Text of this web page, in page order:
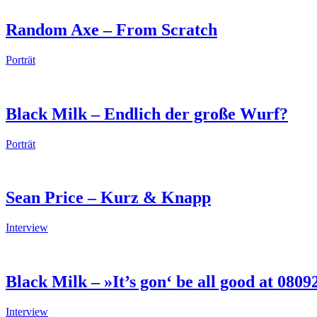
Random Axe – From Scratch
Porträt
Black Milk – Endlich der große Wurf?
Porträt
Sean Price – Kurz & Knapp
Interview
Black Milk – »It’s gon‘ be all good at
Interview